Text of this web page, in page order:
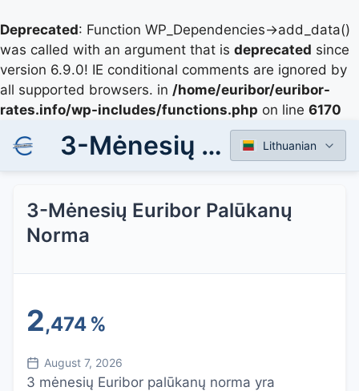
Deprecated: Function WP_Dependencies->add_data()
was called with an argument that is deprecated since
version 6.9.0! IE conditional comments are ignored by
all supported browsers. in /home/euribor/euribor-
rates.info/wp-includes/functions.php on line 6170
3-Mėnesių Euribor Palūkanų Norma Lithuanian
3-Mėnesių Euribor Palūkanų
Norma
2,474 %
August 7, 2026
3 mėnesių Euribor palūkanų norma yra